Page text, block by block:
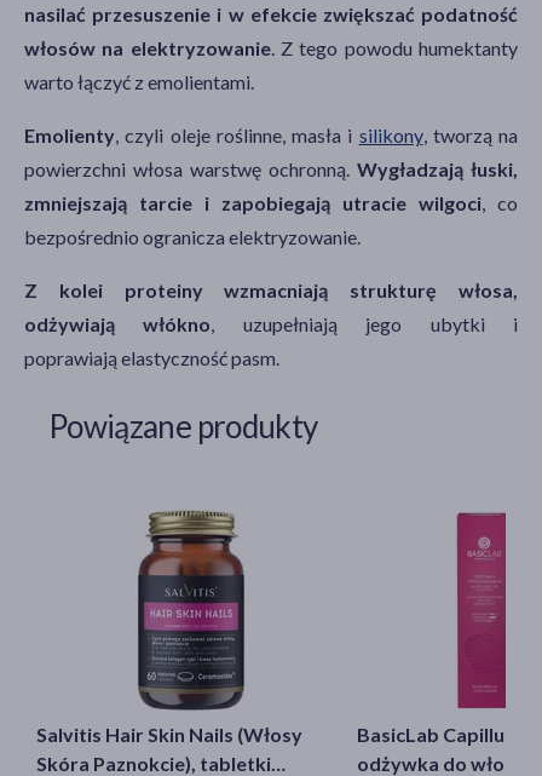
nasilać przesuszenie i w efekcie zwiększać podatność
włosów na elektryzowanie. Z tego powodu humektanty
warto łączyć z emolientami.
Emolienty , czyli oleje roślinne, masła i silikony, tworzą na
powierzchni włosa warstwę ochronną. Wygładzają łuski,
zmniejszają tarcie i zapobiegają utracie wilgoci , co
bezpośrednio ogranicza elektryzowanie.
Z kolei proteiny wzmacniają strukturę włosa,
odżywiają włókno , uzupełniają jego ubytki i
poprawiają elastyczność pasm.
Powiązane produkty
Salvitis Hair Skin Nails (Włosy
Skóra Paznokcie), tabletki
BasicLab Capillus,
odżywka do